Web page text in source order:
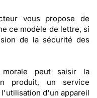
vous propose de
ce modèle de lettre, si
de la sécurité des
morale peut saisir la
produit, un service
d'un appareil